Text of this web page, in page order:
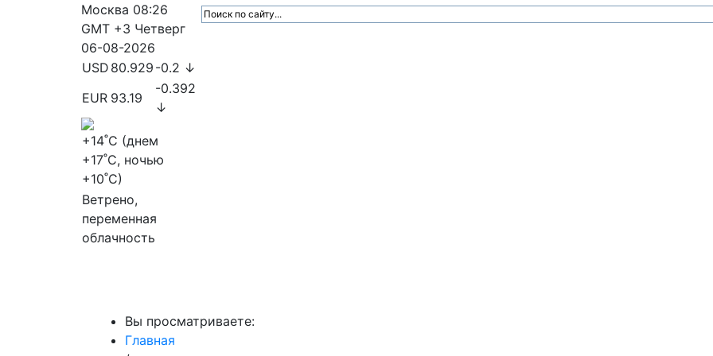
Москва 08:26
GMT +3 Четверг
06-08-2026
USD 80.929 -0.2 ↓
EUR 93.19
-0.392
↓
+14˚C (днем
+17˚C, ночью
+10˚C)
Ветрено,
переменная
облачность
Вы просматриваете:
Главная